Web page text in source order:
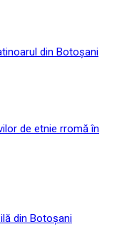
din Botoșani
de etnie rromă în
din Botoșani